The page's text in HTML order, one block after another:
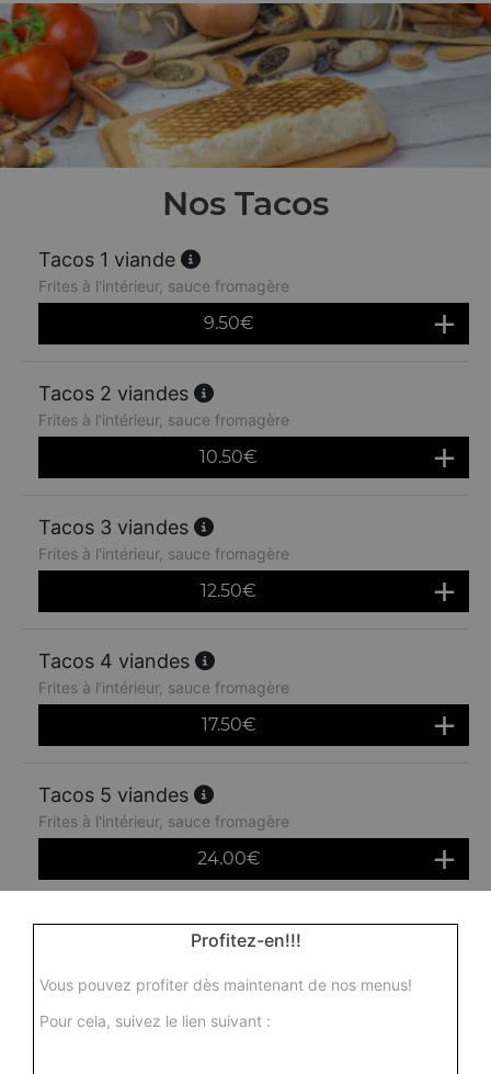
Nos Tacos
Tacos 1 viande
Frites à l'intérieur, sauce fromagère
9.50€
Tacos 2 viandes
Frites à l'intérieur, sauce fromagère
10.50€
Tacos 3 viandes
Frites à l'intérieur, sauce fromagère
12.50€
Tacos 4 viandes
Frites à l'intérieur, sauce fromagère
17.50€
Tacos 5 viandes
Frites à l'intérieur, sauce fromagère
24.00€
Menu tacos 1 viande
10.50€
Profitez-en!!!
Vous pouvez profiter dès maintenant de nos menus!
Pour cela, suivez le lien suivant :